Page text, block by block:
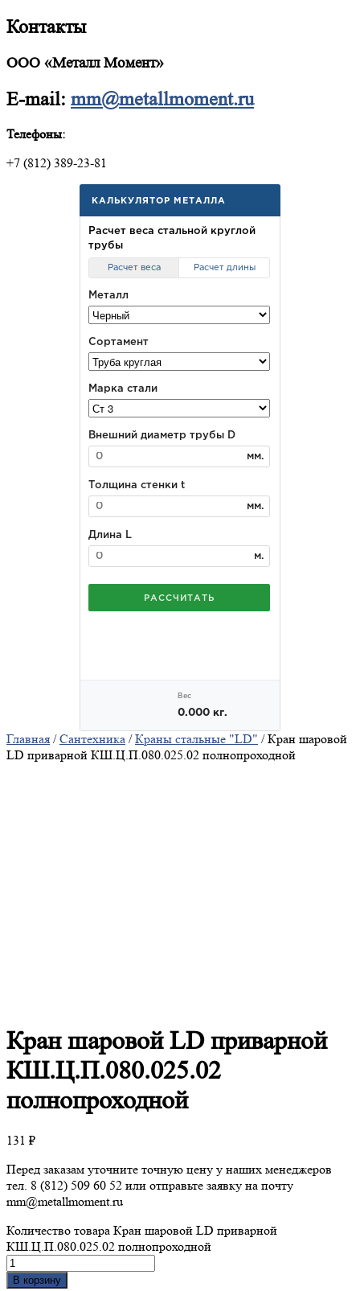
Контакты
ООО «Металл Момент»
E-mail: mm@metallmoment.ru
Телефоны:
+7 (812) 389-23-81
Главная /Сантехника /Краны стальные "LD" / Кран шаровой
LD приварной КШ.Ц.П.080.025.02 полнопроходной
Краншаровой LD приварной
КШ.Ц.П.080.025.02
полнопроходной
131 ₽
Перед заказам уточните точную цену у наших менеджеров
тел. 8 (812) 509 60 52 или отправьте заявку на почту
mm@metallmoment.ru
Количество товара Кран шаровой LD приварной
КШ.Ц.П.080.025.02 полнопроходной
В корзину